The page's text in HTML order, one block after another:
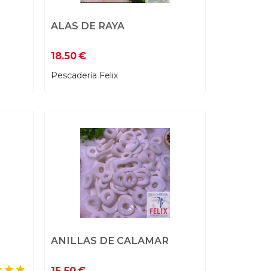
ALAS DE RAYA
18.50€
Pescadería Felix
ANILLAS DE CALAMAR